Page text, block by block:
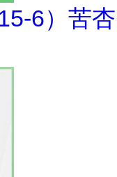
6）苦杏